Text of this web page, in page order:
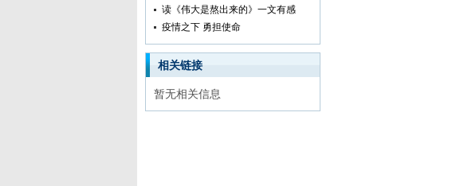
读《伟大是熬出来的》一文有感
疫情之下 勇担使命
相关链接
暂无相关信息